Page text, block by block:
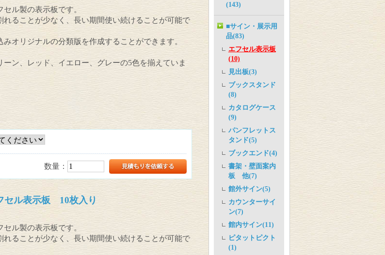
ル製の表示板です。
れることが少なく、長い期間使い続けることが可能で
みオリジナルの分類版を作成することができます。
ン、レッド、イエロー、グレーの5色を揃えていま
数量：
セル表示板 10枚入り
ル製の表示板です。
ることが少なく、長い期間使い続けることが可能で
(143)
■サイン・展示用
品(83)
エフセル表示板
(10)
見出板(3)
ブックスタンド
(8)
カタログケース
(9)
パンフレットス
タンド(5)
ブックエンド(4)
書架・壁面案内
板 他(7)
館外サイン(5)
カウンターサイ
ン(7)
館内サイン(11)
ピタットピクト
(1)